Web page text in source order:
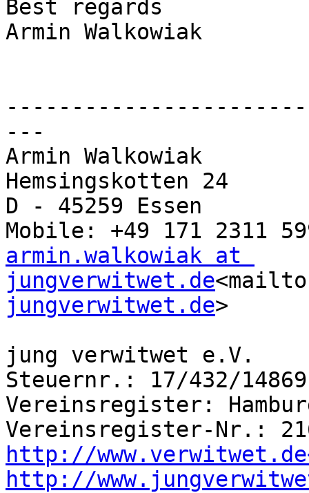
Best regards
Armin Walkowiak
---
Armin Walkowiak
Hemsingskotten 24
D - 45259 Essen
armin.walkowiak at
jungverwitwet.de
jungverwitwet.de>
jung verwitwet e.V.
Steuernr.: 17/432/14869
Vereinsregister:
http://
http://